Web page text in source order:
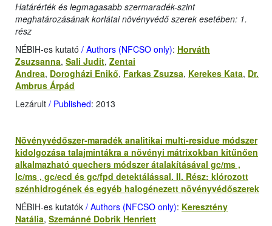
Határérték és legmagasabb szermaradék-szint
meghatározásának korlátai növényvédő szerek esetében: 1.
rész
NÉBIH-es kutató / Authors (NFCSO only): Horváth
Zsuzsanna, Sali Judit, Zentai
Andrea, Dorogházi Enikő, Farkas Zsuzsa, Kerekes Kata, Dr.
Ambrus Árpád
Lezárult / Published: 2013
Növényvédőszer-maradék analitikai multi-residue módszer
kidolgozása talajmintákra a növényi mátrixokban kitűnően
alkalmazható quechers módszer átalakításával gc/ms ,
lc/ms , gc/ecd és gc/fpd detektálással. II. Rész: klórozott
szénhidrogének és egyéb halogénezett növényvédőszerek
NÉBIH-es kutatók / Authors (NFCSO only): Keresztény
Natália, Szemánné Dobrik Henriett